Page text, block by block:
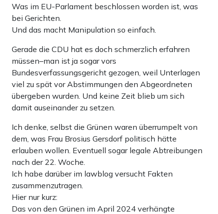
Was im EU-Parlament beschlossen worden ist, was
bei Gerichten.
Und das macht Manipulation so einfach.
Gerade die CDU hat es doch schmerzlich erfahren
müssen–man ist ja sogar vors
Bundesverfassungsgericht gezogen, weil Unterlagen
viel zu spät vor Abstimmungen den Abgeordneten
übergeben wurden. Und keine Zeit blieb um sich
damit auseinander zu setzen.
Ich denke, selbst die Grünen waren überrumpelt von
dem, was Frau Brosius Gersdorf politisch hätte
erlauben wollen. Eventuell sogar legale Abtreibungen
nach der 22. Woche.
Ich habe darüber im lawblog versucht Fakten
zusammenzutragen.
Hier nur kurz:
Das von den Grünen im April 2024 verhängte